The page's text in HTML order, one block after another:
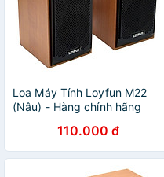
Loa Máy Tính Loyfun M22
(Nâu) - Hàng chính hãng
110.000 đ